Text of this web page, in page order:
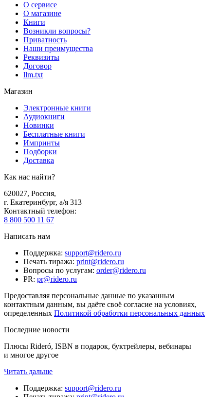
О сервисе
О магазине
Книги
Возникли вопросы?
Приватность
Наши преимущества
Реквизиты
Договор
llm.txt
Магазин
Электронные книги
Аудиокниги
Новинки
Бесплатные книги
Импринты
Подборки
Доставка
Как нас найти?
620027, Россия,
г. Екатеринбург, а/я 313
Контактный телефон:
8 800 500 11 67
Написать нам
Поддержка: support@ridero.ru
Печать тиража: print@ridero.ru
Вопросы по услугам: order@ridero.ru
PR: pr@ridero.ru
Предоставляя персональные данные по указанным
контактным данным, вы даёте своё согласие на условиях,
определенных Политикой обработки персональных данных
Последние новости
Плюсы Rideró, ISBN в подарок, буктрейлеры, вебинары
и многое другое
Читать дальше
Поддержка: support@ridero.ru